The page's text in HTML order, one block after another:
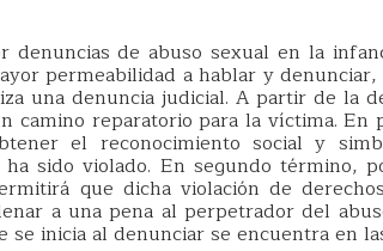
denuncias de abuso sexual en la
permeabilidad a hablar y
una denuncia judicial. A partir de la
camino reparatorio para la víctima.
el reconocimiento social y
sido violado. En segundo término,
que dicha violación de
a una pena al perpetrador del
se inicia al denunciar se encuentra en